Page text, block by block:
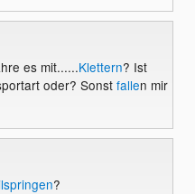
es mit......Klettern? Ist
oder? Sonst fallen mir
?